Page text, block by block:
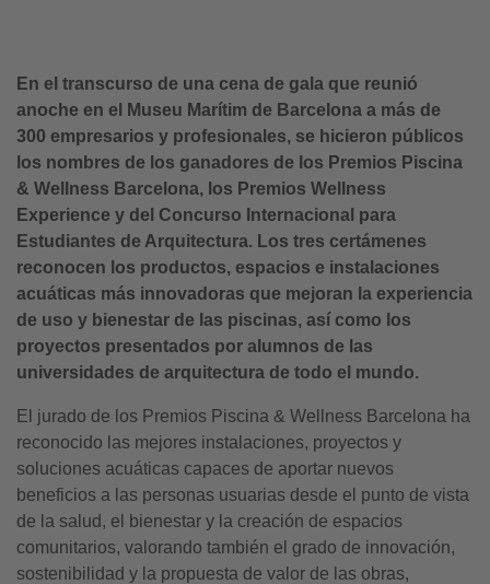
En el transcurso de una cena de gala que reunió
anoche en el Museu Marítim de Barcelona a más de
300 empresarios y profesionales, se hicieron públicos
los nombres de los ganadores de los Premios Piscina
& Wellness Barcelona, los Premios Wellness
Experience y del Concurso Internacional para
Estudiantes de Arquitectura. Los tres certámenes
reconocen los productos, espacios e instalaciones
acuáticas más innovadoras que mejoran la experiencia
de uso y bienestar de las piscinas, así como los
proyectos presentados por alumnos de las
universidades de arquitectura de todo el mundo.
El jurado de los Premios Piscina & Wellness Barcelona ha
reconocido las mejores instalaciones, proyectos y
soluciones acuáticas capaces de aportar nuevos
beneficios a las personas usuarias desde el punto de vista
de la salud, el bienestar y la creación de espacios
comunitarios, valorando también el grado de innovación,
sostenibilidad y la propuesta de valor de las obras,